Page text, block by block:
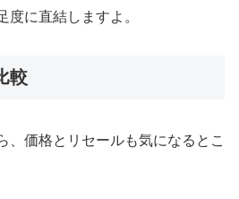
度に直結しますよ。
較
、価格とリセールも気になるとこ